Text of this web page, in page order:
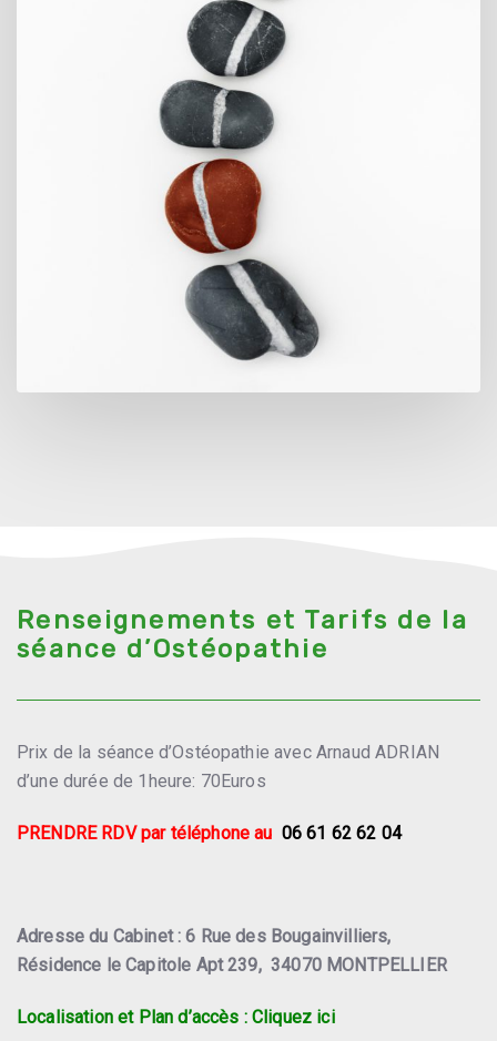
Renseignements et Tarifs de la
séance d’Ostéopathie
Prix de la séance d’Ostéopathie avec Arnaud ADRIAN
d’une durée de 1heure: 70Euros
PRENDRE RDV par téléphone au 06 61 62 62 04
Adresse du Cabinet : 6 Rue des Bougainvilliers,
Résidence le Capitole Apt 239, 34070 MONTPELLIER
Localisation et Plan d’accès : Cliquez ici